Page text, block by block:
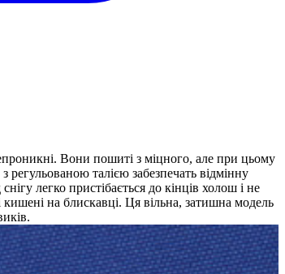
Вони пошиті з міцного, але при цьому
регульованою талією забезпечать відмінну
легко пристібається до кінців холош і не
на блискавці. Ця вільна, затишна модель